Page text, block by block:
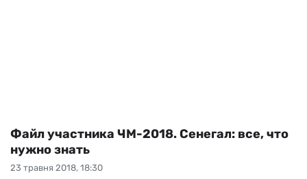
23 травня 2018, 18:30
Файл участника ЧМ-2018. Сенегал: все, что
нужно знать